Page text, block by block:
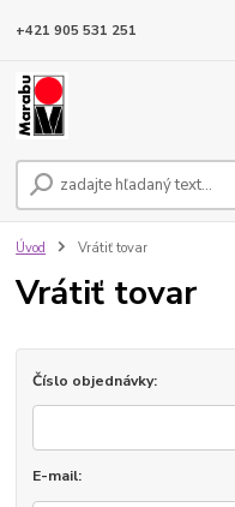
+421 905 531 251
Úvod Vrátiť tovar
Vrátiť tovar
Číslo objednávky:
E-mail: